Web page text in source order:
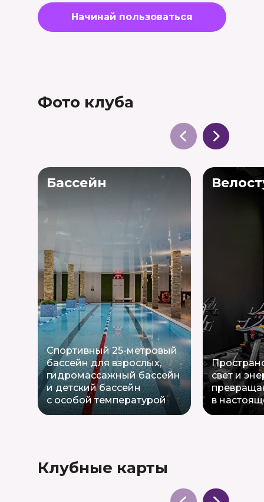
Начинай пользоваться
Фото клуба
Бассейн
Спортивный 25-метровый
бассейн для взрослых,
гидромассажный бассейн
и детский бассейн
с особой температурой
свет и
в
Клубные карты